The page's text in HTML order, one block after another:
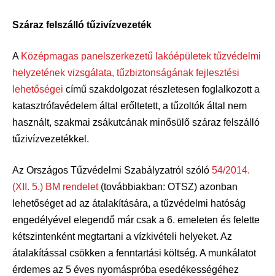
Száraz felszálló tűzivízvezeték
A Középmagas panelszerkezetű lakóépületek tűzvédelmi
helyzetének vizsgálata, tűzbiztonságának fejlesztési
lehetőségei című szakdolgozat részletesen foglalkozott a
katasztrófavédelem által erőltetett, a tűzoltók által nem
használt, szakmai zsákutcának minősülő száraz felszálló
tűzivízvezetékkel.
Az Országos Tűzvédelmi Szabályzatról szóló 54/2014.
(XII. 5.) BM rendelet(továbbiakban: OTSZ) azonban
lehetőséget ad az átalakítására, a tűzvédelmi hatóság
engedélyével elegendő már csak a 6. emeleten és felette
kétszintenként megtartani a vízkivételi helyeket. Az
átalakítással csökken a fenntartási költség. A munkálatot
érdemes az 5 éves nyomáspróba esedékességéhez